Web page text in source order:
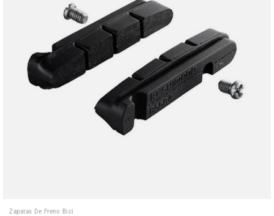
Zapatas De Freno Bici